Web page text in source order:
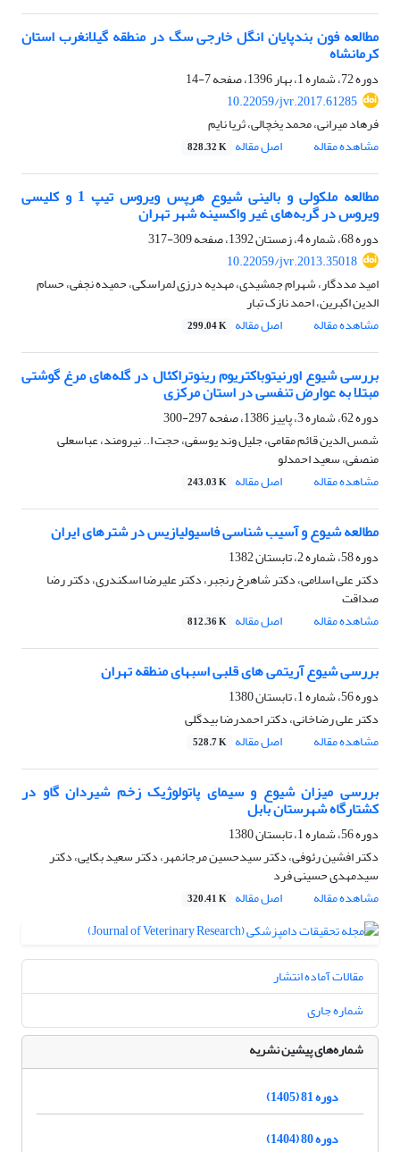
مطالعه فون بندپایان انگل خارجی سگ در منطقه گیلانغرب استان
کرمانشاه
دوره 72، شماره 1، بهار 1396، صفحه
7-14
10.22059/jvr.2017.61285
فرهاد میرانی، محمد یخچالی، ثریا نایم
مشاهده مقاله
اصل مقاله 828.32 K
مطالعه ملکولی و بالینی شیوع هرپس ویروس تیپ 1 و کلیسی
ویروس در گربه‌های غیر واکسینه شهر تهران
دوره 68، شماره 4، زمستان 1392، صفحه
309-317
10.22059/jvr.2013.35018
امید مددگار، شهرام جمشیدی، مهدیه درزی لمراسکی، حمیده نجفی، حسام
الدین اکبرین، احمد نازک تبار
مشاهده مقاله
اصل مقاله 299.04 K
بررسی شیوع اورنیتوباکتریوم رینوتراکئال در گله‌های مرغ گوشتی
مبتلا به عوارض تنفسی در استان مرکزی
دوره 62، شماره 3، پاییز 1386، صفحه
297-300
شمس الدین قائم مقامی، جلیل وند یوسفی، حجت ا.. نیرومند، عباسعلی
منصفی، سعید احمدلو
مشاهده مقاله
اصل مقاله 243.03 K
مطالعه شیوع و آسیب شناسی فاسیولیازیس در شترهای ایران
دوره 58، شماره 2، تابستان 1382
دکتر علی اسلامی، دکتر شاهرخ رنجبر، دکتر علیرضا اسکندری، دکتر رضا
صداقت
مشاهده مقاله
اصل مقاله 812.36 K
بررسی شیوع آریتمی های قلبی اسبهای منطقه تهران
دوره 56، شماره 1، تابستان 1380
دکتر علی رضاخانی، دکتر احمدرضا بیدگلی
مشاهده مقاله
اصل مقاله 528.7 K
بررسی میزان شیوع و سیمای پاتولوژیک زخم شیردان گاو در
کشتارگاه شهرستان بابل
دوره 56، شماره 1، تابستان 1380
دکتر افشین رئوفی، دکتر سیدحسین مرجانمهر، دکتر سعید بکایی، دکتر
سیدمهدی حسینی فرد
مشاهده مقاله
اصل مقاله 320.41 K
مقالات آماده انتشار
شماره جاری
شماره‌های پیشین نشریه
دوره 81 (1405)
دوره 80 (1404)